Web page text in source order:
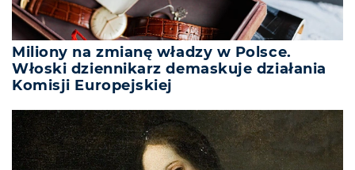
Miliony na zmianę władzy w Polsce.
Włoski dziennikarz demaskuje działania
Komisji Europejskiej